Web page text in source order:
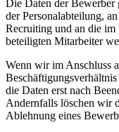
Die Daten der Bewerber
der Personalabteilung,
Recruiting und an die
beteiligten Mitarbeiter
Wenn wir im Anschluss
die Daten erst nach
Andernfalls löschen wir
Ablehnung eines